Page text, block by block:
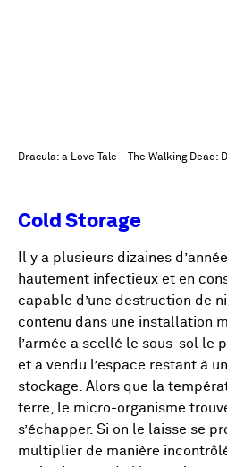
Dracula: a Love Tale The Walking Dead:
Cold Storage
Il y a plusieurs dizaines
hautement infectieux et en
capable d’une destruction de
contenu dans une installation
l’armée a scellé le sous-sol le
et a vendu l’espace restant à
stockage. Alors que la
terre, le micro-organisme
s’échapper. Si on le laisse se
multiplier de manière